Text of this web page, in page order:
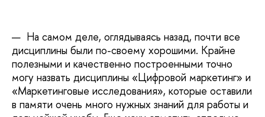
— На самом деле, оглядываясь назад, почти все
дисциплины были по-своему хорошими. Крайне
полезными и качественно построенными точно
могу назвать дисциплины «Цифровой маркетинг» и
«Маркетинговые исследования», которые оставили
в памяти очень много нужных знаний для работы и